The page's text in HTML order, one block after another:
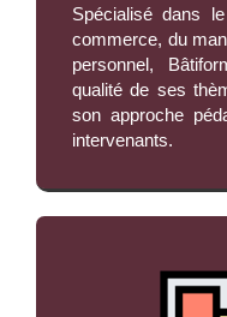
Spécialisé dans
commerce, du
personnel,
qualité de ses
son approche
intervenants.